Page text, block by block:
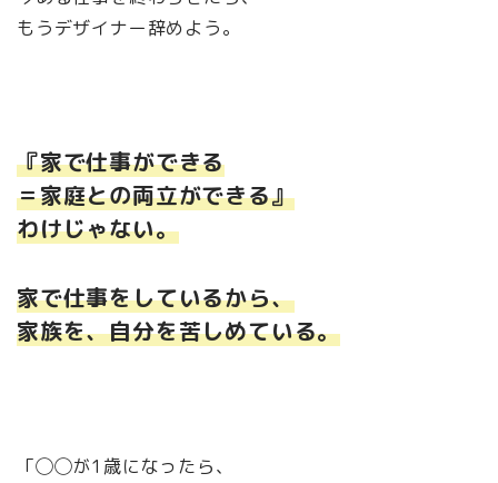
もうデザイナー辞めよう。
『家で仕事ができる
＝家庭との両立ができる』
わけじゃない。
家で仕事をしているから、
家族を、自分を苦しめている。
「◯◯が1歳になったら、